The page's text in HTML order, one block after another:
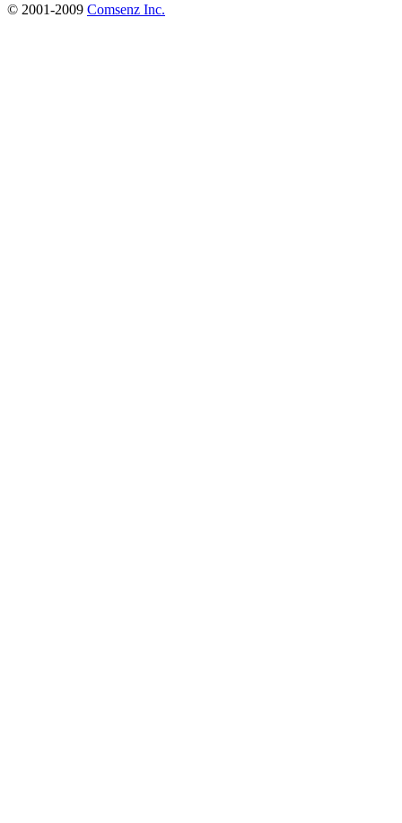
© 2001-2009 Comsenz Inc.